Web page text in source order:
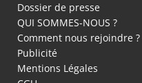
Dossier de presse
QUI SOMMES-NOUS ?
Comment nous rejoindre ?
Publicité
Mentions Légales